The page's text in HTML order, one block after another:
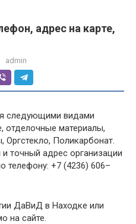
адрес на карте,
admin
следующими видами
отделочные материалы,
Оргстекло, Поликарбонат.
точный адрес организации
+7 (4236) 606–
ДаВиД в Находке или
на сайте.